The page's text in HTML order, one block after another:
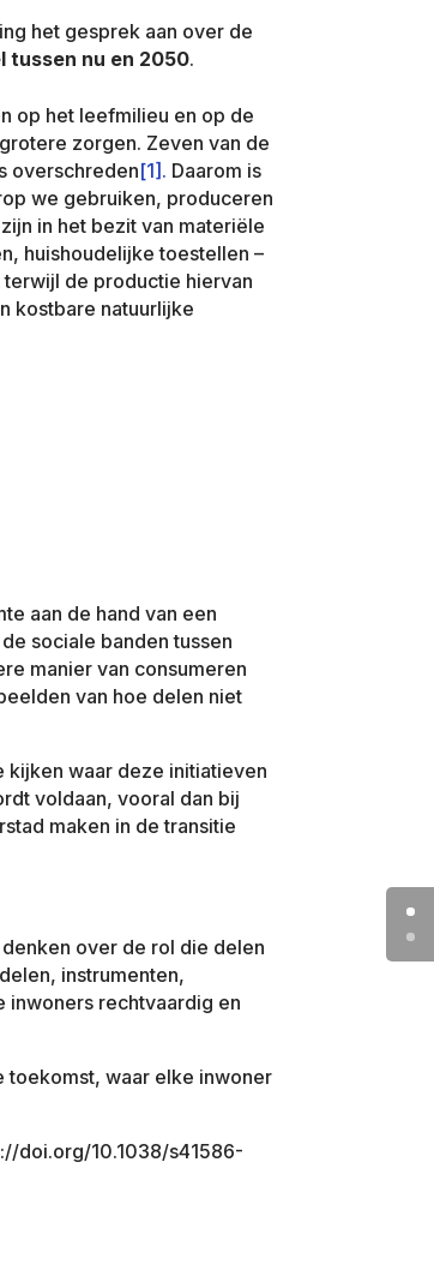
het gesprek aan over de
tussen nu en 2050.
op het leefmilieu en op de
zorgen. Zeven van de
overschreden[1]. Daarom is
we gebruiken, produceren
in het bezit van materiële
huishoudelijke toestellen –
de productie hiervan
kostbare natuurlijke
aan de hand van een
sociale banden tussen
manier van consumeren
van hoe delen niet
kijken waar deze initiatieven
voldaan, vooral dan bij
maken in de transitie
over de rol die delen
instrumenten,
inwoners rechtvaardig en
toekomst, waar elke inwoner
doi.org/10.1038/s41586-